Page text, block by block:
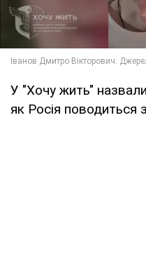
У "Хочу жить" назвали
як Росія поводиться